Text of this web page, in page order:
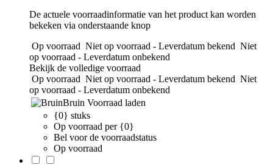
De actuele voorraadinformatie van het product kan worden
bekeken via onderstaande knop
Op voorraad Niet op voorraad - Leverdatum bekend Niet
op voorraad - Leverdatum onbekend
Bekijk de volledige voorraad
Op voorraad Niet op voorraad - Leverdatum bekend Niet
op voorraad - Leverdatum onbekend
Bruin Voorraad laden
{0} stuks
Op voorraad per {0}
Bel voor de voorraadstatus
Op voorraad